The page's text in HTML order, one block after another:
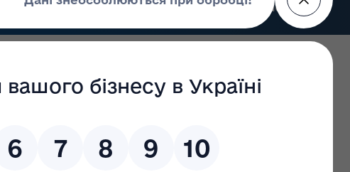
Прес-центр Пошук
та
нагляд
реєстри
портал
Держлікслужби
та фармацевтів